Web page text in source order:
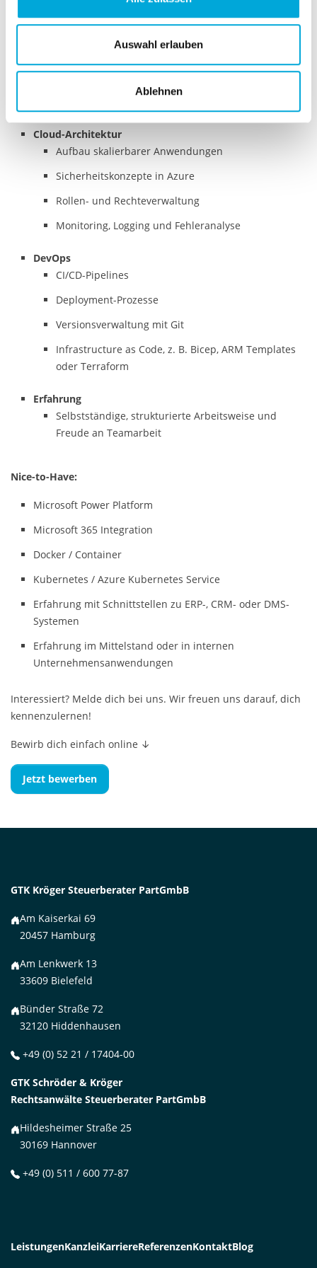
Auswahl erlauben
Ablehnen
C# / .NET, idealerweise .NET Core / .NET 6+
Webanwendungen und Backend-Services
Cloud-Architektur
Aufbau skalierbarer Anwendungen
Sicherheitskonzepte in Azure
Rollen- und Rechteverwaltung
Monitoring, Logging und Fehleranalyse
DevOps
CI/CD-Pipelines
Deployment-Prozesse
Versionsverwaltung mit Git
Infrastructure as Code, z. B. Bicep, ARM Templates
oder Terraform
Erfahrung
Selbstständige, strukturierte Arbeitsweise und
Freude an Teamarbeit
Nice-to-Have:
Microsoft Power Platform
Microsoft 365 Integration
Docker / Container
Kubernetes / Azure Kubernetes Service
Erfahrung mit Schnittstellen zu ERP-, CRM- oder DMS-
Systemen
Erfahrung im Mittelstand oder in internen
Unternehmensanwendungen
Interessiert? Melde dich bei uns. Wir freuen uns darauf, dich
kennenzulernen!
Bewirb dich einfach online ↓
Jetzt bewerben
GTK Kröger Steuerberater PartGmbB
Am Kaiserkai 69
20457 Hamburg
Am Lenkwerk 13
33609 Bielefeld
Bünder Straße 72
32120 Hiddenhausen
+49 (0) 52 21 / 17404-00
GTK Schröder & Kröger
Rechtsanwälte Steuerberater PartGmbB
Hildesheimer Straße 25
30169 Hannover
+49 (0) 511 / 600 77-87
LeistungenKanzleiKarriereReferenzenKontaktBlog